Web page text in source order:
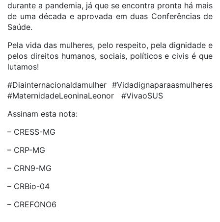
durante a pandemia, já que se encontra pronta há mais
de uma década e aprovada em duas Conferências de
Saúde.
Pela vida das mulheres, pelo respeito, pela dignidade e
pelos direitos humanos, sociais, políticos e civis é que
lutamos!
#Diainternacionaldamulher #Vidadignaparaasmulheres
#MaternidadeLeoninaLeonor #VivaoSUS
Assinam esta nota:
– CRESS-MG
– CRP-MG
– CRN9-MG
– CRBio-04
– CREFONO6